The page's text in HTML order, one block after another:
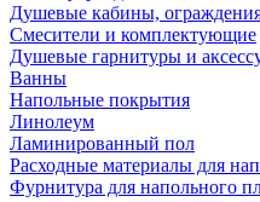
Душевые кабины,
Смесители и комплектующие
Душевые гарнитуры и
Ванны
Напольные покрытия
Линолеум
Ламинированный пол
Расходные материалы для
Фурнитура для напольного